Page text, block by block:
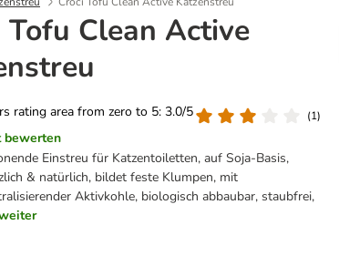
Tofu Clean Active
rating area from zero to 5: 3.0/5
(1)
bewerten
Einstreu für Katzentoiletten, auf Soja-Basis,
& natürlich, bildet feste Klumpen, mit
Aktivkohle, biologisch abbaubar, staubfrei,